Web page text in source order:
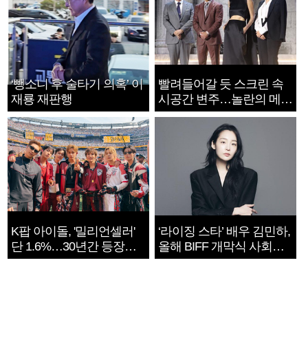
‘뺑소니 후 술타기 의혹’ 이
재룡 재판행
빨려들어갈 듯 스크린 속
시공간 변주…놀란의 메시
지는 ‘전쟁 속죄’
K팝 아이돌, '밀리언셀러'
단 1.6%…30년간 등장
1182개팀 전수조사
‘라이징 스타’ 배우 김민하,
올해 BIFF 개막식 사회자
확정